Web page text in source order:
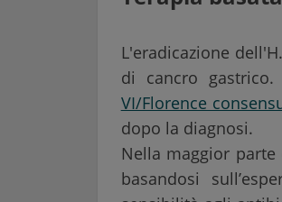
L'eradicazione
di cancro
VI/Florence
dopo la diagnosi.
Nella maggior
basandosi